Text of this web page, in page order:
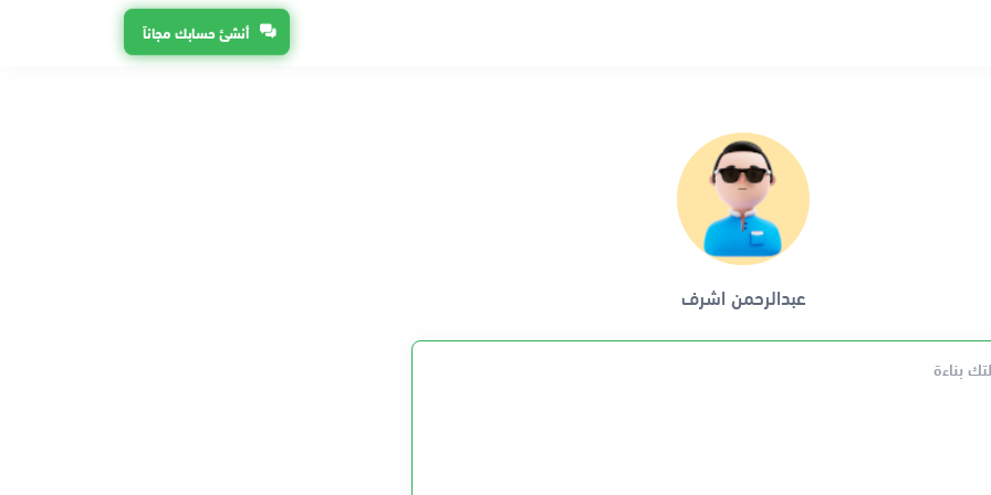
أنشئ حسابك مجاناً
عبدالرحمن اشرف